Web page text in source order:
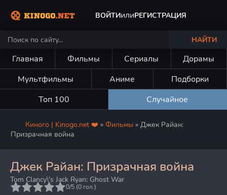
ВОЙТИилиРЕГИСТРАЦИЯ
НАЙТИ
Главная Фильмы Сериалы
Дорамы
Мультфильмы
Аниме
Подборки
Топ 100
Случайное
Киного | Kinogo.net ❤️ » Фильмы » Джек Райан:
Призрачная война
Джек Райан: Призрачная война
Tom Clancy\'s Jack Ryan: Ghost War
0/5 (0 гол.)